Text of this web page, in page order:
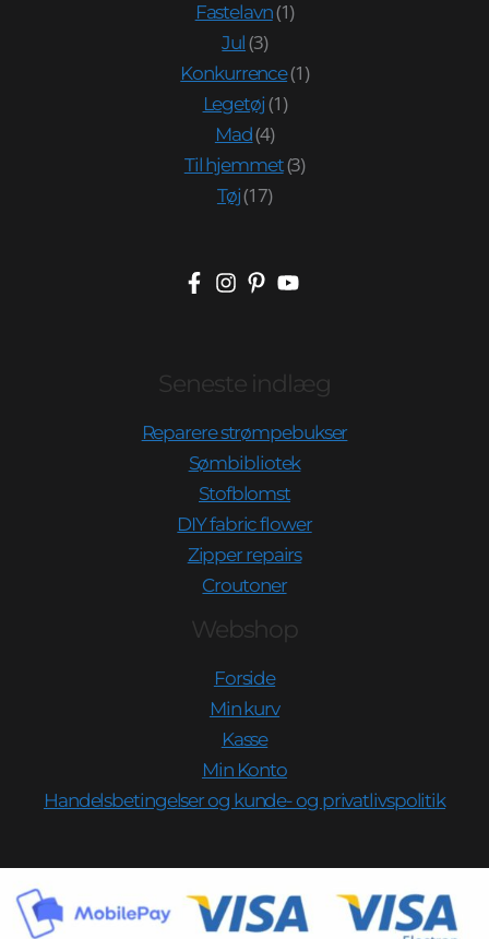
Fastelavn(1)
Jul (3)
Konkurrence(1)
Legetøj (1)
Mad(4)
Til hjemmet(3)
Tøj(17)
Seneste indlæg
Reparere strømpebukser
Sømbibliotek
Stofblomst
DIY fabric flower
Zipper repairs
Croutoner
Webshop
Forside
Min kurv
Kasse
Min Konto
Handelsbetingelser og kunde- og privatlivspolitik